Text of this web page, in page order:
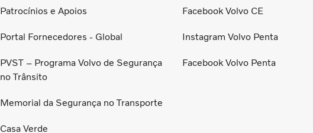
Patrocínios e Apoios
Portal Fornecedores - Global
PVST – Programa Volvo de Segurança
no Trânsito
Memorial da Segurança no Transporte
Casa Verde
Facebook Volvo CE
Instagram Volvo Penta
Facebook Volvo Penta